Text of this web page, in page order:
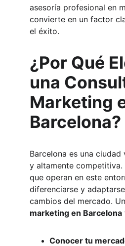
asesoría profesional en
convierte en un factor
el éxito.
¿Por Qué
una
Marketing
Barcelona?
Barcelona es una ciudad
y altamente competitiva.
que operan en este
diferenciarse y
cambios del mercado.
marketing en Barcelona
Conocer tu